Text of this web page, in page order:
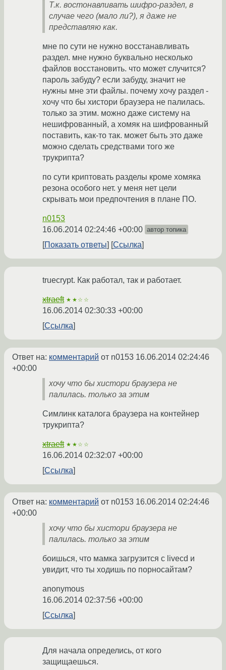
Т.к. востонавливать шифро-раздел, в
случае чего (мало ли?), я даже не
представляю как.
мне по сути не нужно восстанавливать
раздел. мне нужно буквально несколько
файлов восстановить. что может случится?
пароль забуду? если забуду, значит не
нужны мне эти файлы. почему хочу раздел -
хочу что бы хистори браузера не палилась.
только за этим. можно даже систему на
нешифрованный, а хомяк на шифрованный
поставить, как-то так. может быть это даже
можно сделать средствами того же
трукрипта?
по сути криптовать разделы кроме хомяка
резона особого нет. у меня нет цели
скрывать мои предпочтения в плане ПО.
n0153
16.06.2014 02:24:46 +00:00 автор топика
Показать ответы Ссылка
truecrypt. Как работал, так и работает.
xtraeft ★★☆☆
16.06.2014 02:30:33 +00:00
Ссылка
Ответ на: комментарий от n0153 16.06.2014 02:24:46
+00:00
хочу что бы хистори браузера не
палилась. только за этим
Симлинк каталога браузера на контейнер
трукрипта?
xtraeft ★★☆☆
16.06.2014 02:32:07 +00:00
Ссылка
Ответ на: комментарий от n0153 16.06.2014 02:24:46
+00:00
хочу что бы хистори браузера не
палилась. только за этим
боишься, что мамка загрузится с livecd и
увидит, что ты ходишь по порносайтам?
anonymous
16.06.2014 02:37:56 +00:00
Ссылка
Для начала определись, от кого
защищаешься.